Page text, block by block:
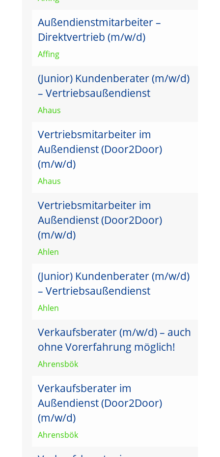
Außendienstmitarbeiter –
Direktvertrieb (m/w/d)
Affing
(Junior) Kundenberater (m/w/d)
– Vertriebsaußendienst
Ahaus
Vertriebsmitarbeiter im
Außendienst (Door2Door)
(m/w/d)
Ahaus
Vertriebsmitarbeiter im
Außendienst (Door2Door)
(m/w/d)
Ahlen
(Junior) Kundenberater (m/w/d)
– Vertriebsaußendienst
Ahlen
Verkaufsberater (m/w/d) – auch
ohne Vorerfahrung möglich!
Ahrensbök
Verkaufsberater im
Außendienst (Door2Door)
(m/w/d)
Ahrensbök